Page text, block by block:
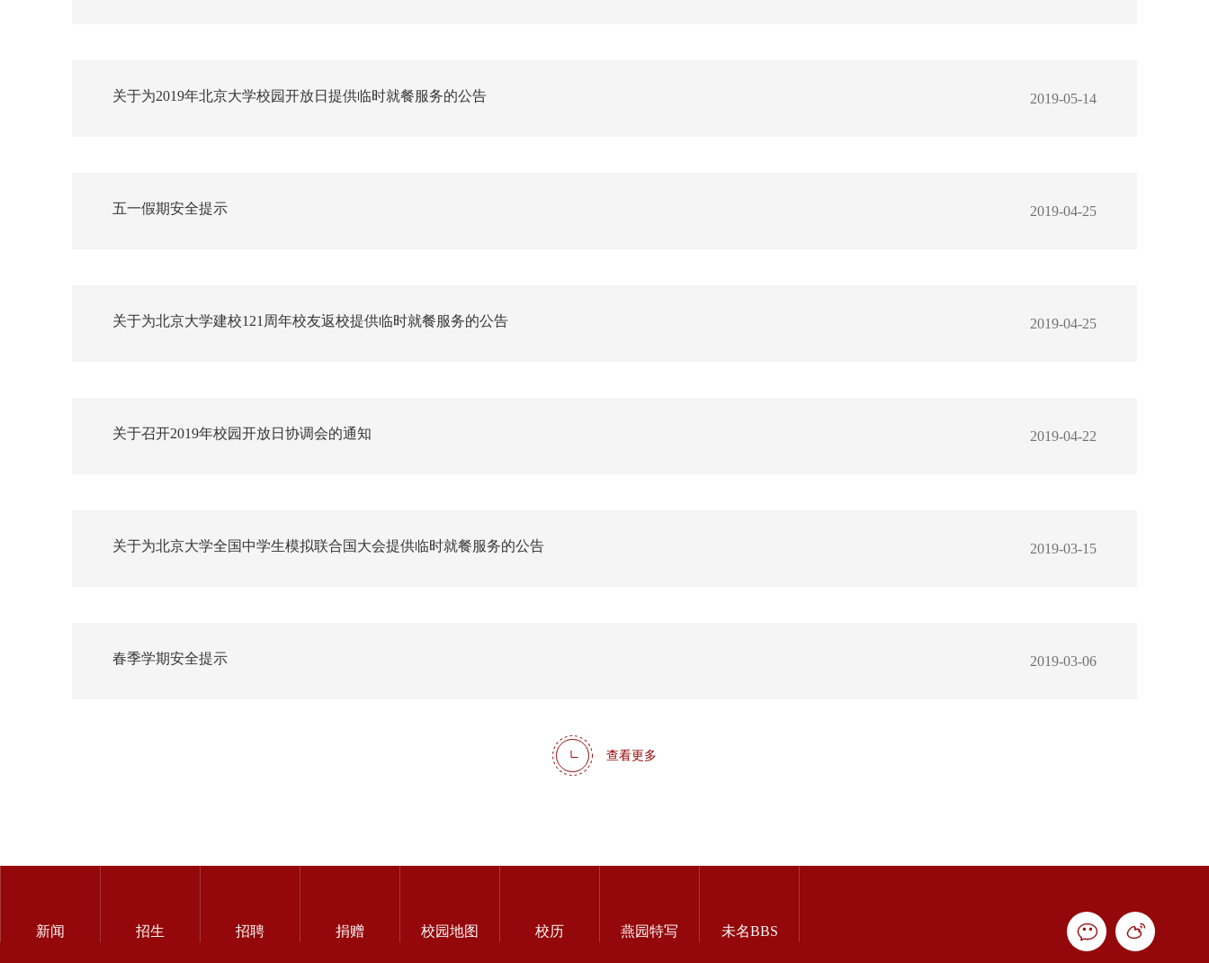
关于为2019年北京大学校园开放日提供临时就餐服务的公告 2019-05-14
五一假期安全提示 2019-04-25
关于为北京大学建校121周年校友返校提供临时就餐服务的公告 2019-04-25
关于召开2019年校园开放日协调会的通知 2019-04-22
关于为北京大学全国中学生模拟联合国大会提供临时就餐服务的公告 2019-03-15
春季学期安全提示 2019-03-06
查看更多
新闻 招生 招聘 捐赠 校园地图 校历 燕园特写 未名BBS